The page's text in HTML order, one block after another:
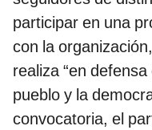
participar en una
con la
realiza “en
pueblo y la
convocatoria, el